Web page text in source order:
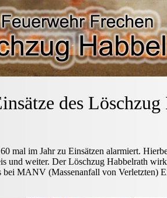
des Löschzug
mal im Jahr zu Einsätzen alarmiert.
und weiter. Der Löschzug Habbelrath
MANV (Massenanfall von Verletzten)